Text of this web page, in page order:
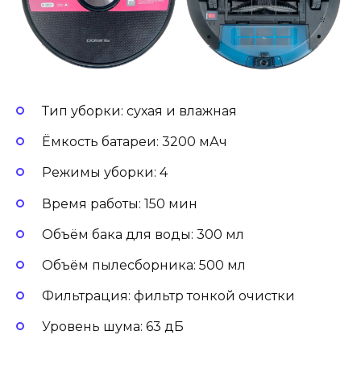
Тип уборки: сухая и влажная
Ёмкость батареи: 3200 мАч
Режимы уборки: 4
Время работы: 150 мин
Объём бака для воды: 300 мл
Объём пылесборника: 500 мл
Фильтрация: фильтр тонкой очистки
Уровень шума: 63 дБ